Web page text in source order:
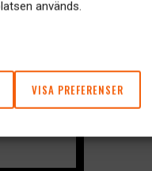
används.
VISA PREFERENSER